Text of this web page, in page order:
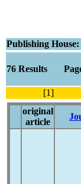
Publishing
76 Results
[1]
original
article